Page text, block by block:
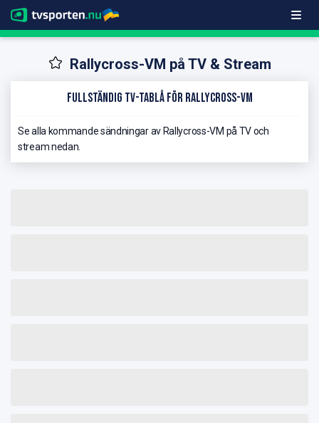
Rallycross-VM på TV & Stream
Fullständig TV-Tablå för Rallycross-VM
Se alla kommande sändningar av Rallycross-VM på TV och
stream nedan.